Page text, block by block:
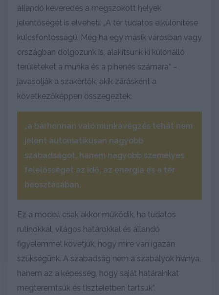
állandó keveredés a megszokott helyek
jelentőségét is elveheti. „A tér tudatos elkülönítése
kulcsfontosságú. Még ha egy másik városban vagy
országban dolgozunk is, alakítsunk ki különálló
területeket a munka és a pihenés számára” –
javasolják a szakértők, akik zárásként a
következőképpen összegeztek:
„a bárhonnan való munkavégzés tehát nem
jelent automatikusan nagyobb
szabadságot, hanem nagyobb személyes
felelősséget az idő, az energia és a tér
beosztásában.
Ez a modell csak akkor működik, ha tudatos
rutinokkal, világos határokkal és állandó
figyelemmel követjük, hogy mire van igazán
szükségünk. A szabadság nem a szabályok hiánya,
hanem az a képesség, hogy saját határainkat
megteremtsük és tiszteletben tartsuk”.